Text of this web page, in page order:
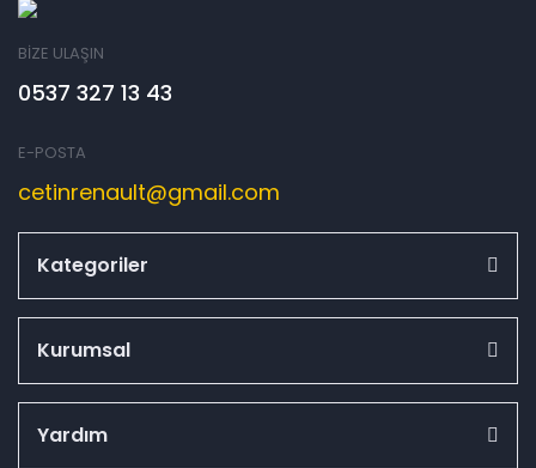
BİZE ULAŞIN
0537 327 13 43
E-POSTA
cetinrenault@gmail.com
Kategoriler
Kurumsal
Yardım